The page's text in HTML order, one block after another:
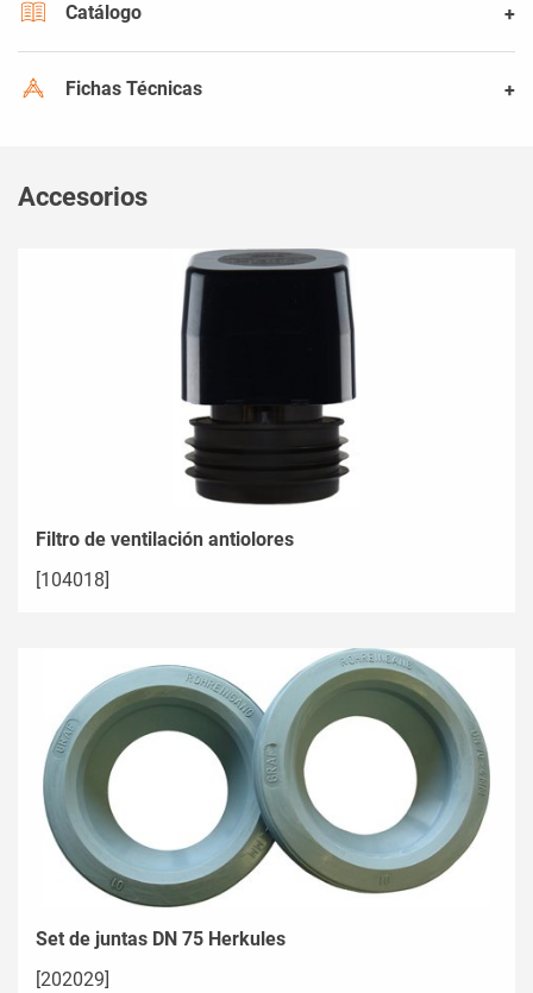
Catálogo
Fichas Técnicas
Accesorios
Filtro de ventilación antiolores
[104018]
Set de juntas DN 75 Herkules
[202029]